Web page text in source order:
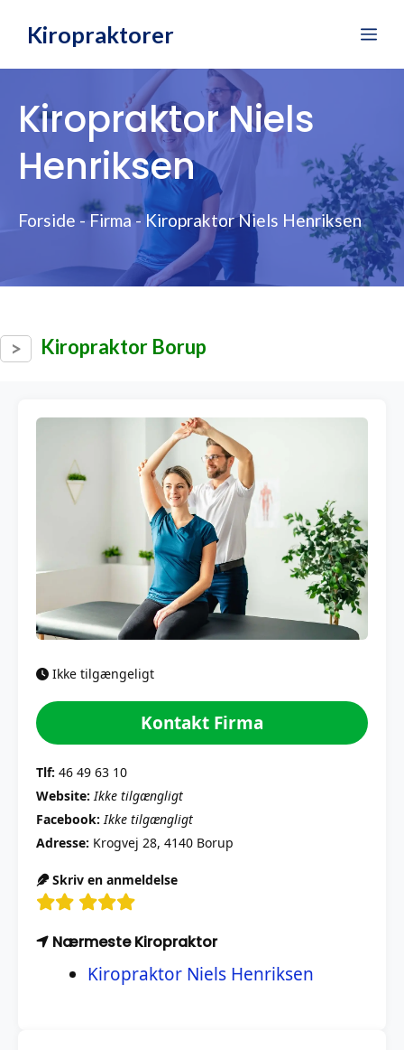
Kiropraktorer
Kiropraktor Niels
Henriksen
Forside -Firma-Kiropraktor Niels Henriksen
Kiropraktor Borup
Ikke tilgængeligt
Kontakt Firma
Tlf: 46 49 63 10
Website: Ikke tilgængligt
Facebook: Ikke tilgængligt
Adresse: Krogvej 28, 4140 Borup
Skriv en anmeldelse
Nærmeste Kiropraktor
Kiropraktor Niels Henriksen